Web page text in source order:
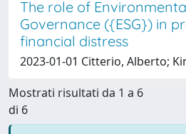
The role of
Governance ({ESG}) in
financial distress
2023-01-01 Citterio, Alberto;
Mostrati risultati da 1 a 6
di 6